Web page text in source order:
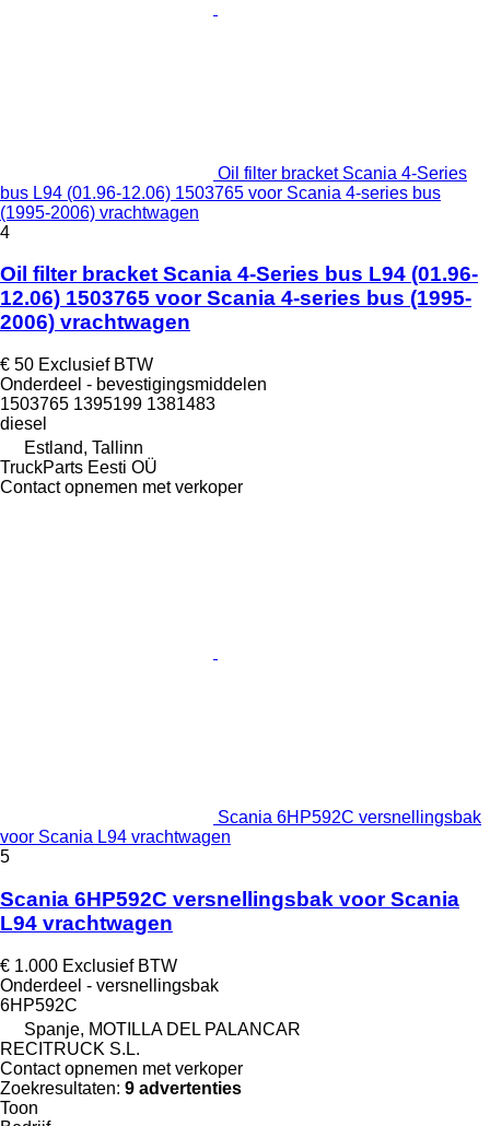
Oil filter bracket Scania 4-Series
bus L94 (01.96-12.06) 1503765 voor Scania 4-series bus
(1995-2006) vrachtwagen
4
Oil filter bracket Scania 4-Series bus L94 (01.96-
12.06) 1503765 voor Scania 4-series bus (1995-
2006) vrachtwagen
€ 50 Exclusief BTW
Onderdeel - bevestigingsmiddelen
1503765 1395199 1381483
diesel
Estland, Tallinn
TruckParts Eesti OÜ
Contact opnemen met verkoper
Scania 6HP592C versnellingsbak
voor Scania L94 vrachtwagen
5
Scania 6HP592C versnellingsbak voor Scania
L94 vrachtwagen
€ 1.000 Exclusief BTW
Onderdeel - versnellingsbak
6HP592C
Spanje, MOTILLA DEL PALANCAR
RECITRUCK S.L.
Contact opnemen met verkoper
Zoekresultaten: 9 advertenties
Toon